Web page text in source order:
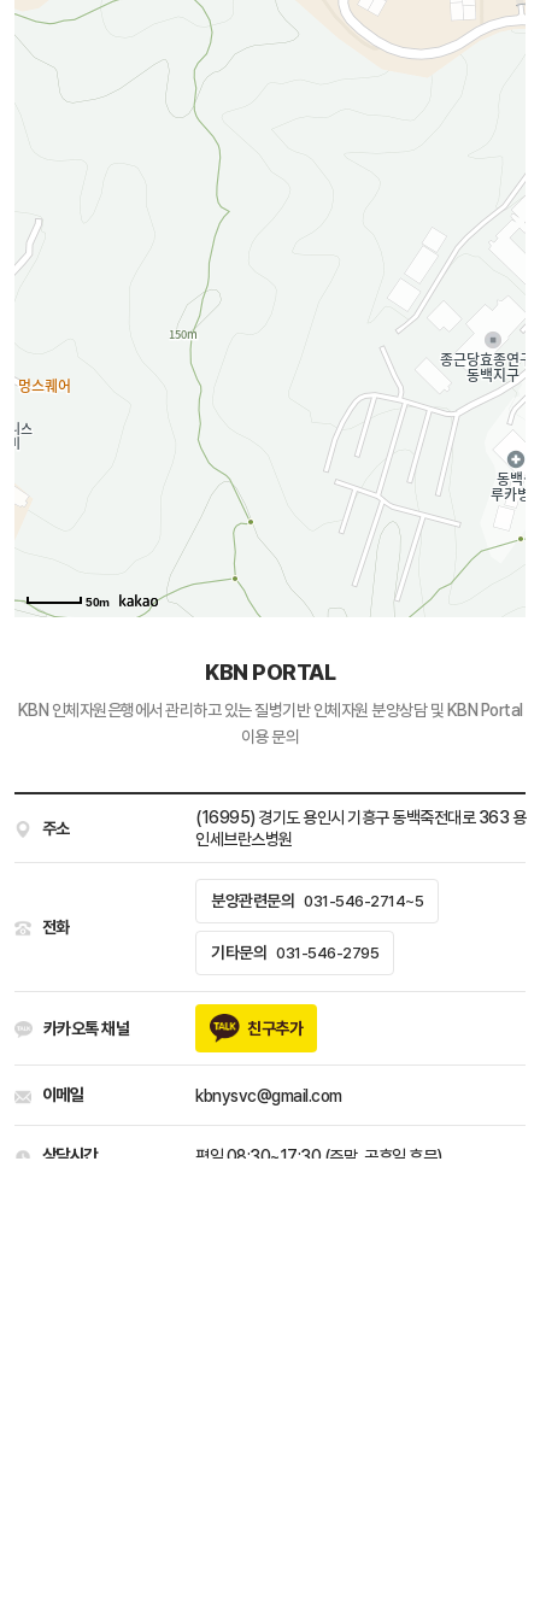
50m
KBN PORTAL
KBN 인체자원은행에서 관리하고 있는질병기반 인체자원 분양상담 및 KBN Portal
이용 문의
주소
(16995) 경기도 용인시 기흥구 동백죽전대로 363 용
인세브란스병원
전화
분양관련문의 031-546-2714~5
기타문의 031-546-2795
카카오톡 채널 친구추가
이메일 kbnysvc@gmail.com
상담시간 평일 08:30~17:30 (주말, 공휴일 휴무)